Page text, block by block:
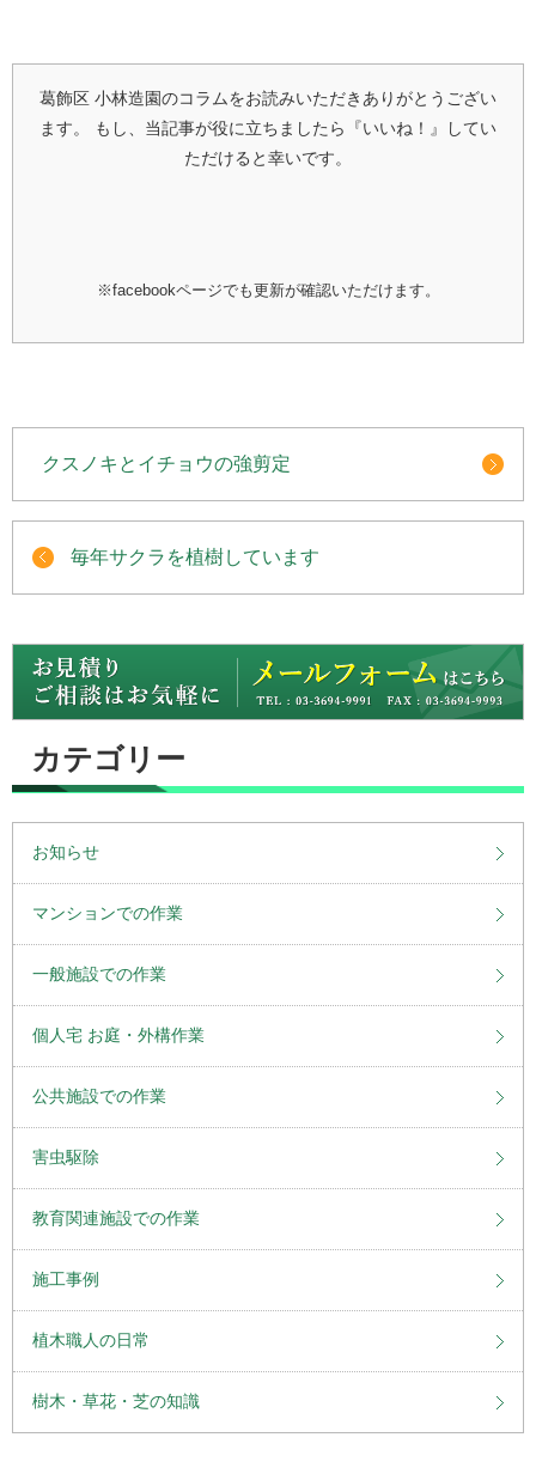
葛飾区 小林造園のコラムをお読みいただきありがとうござい
ます。
もし、当記事が役に立ちましたら『いいね！』してい
ただけると幸いです。
※facebookページでも更新が確認いただけます。
クスノキとイチョウの強剪定
毎年サクラを植樹しています
カテゴリー
お知らせ
マンションでの作業
一般施設での作業
個人宅 お庭・外構作業
公共施設での作業
害虫駆除
教育関連施設での作業
施工事例
植木職人の日常
樹木・草花・芝の知識